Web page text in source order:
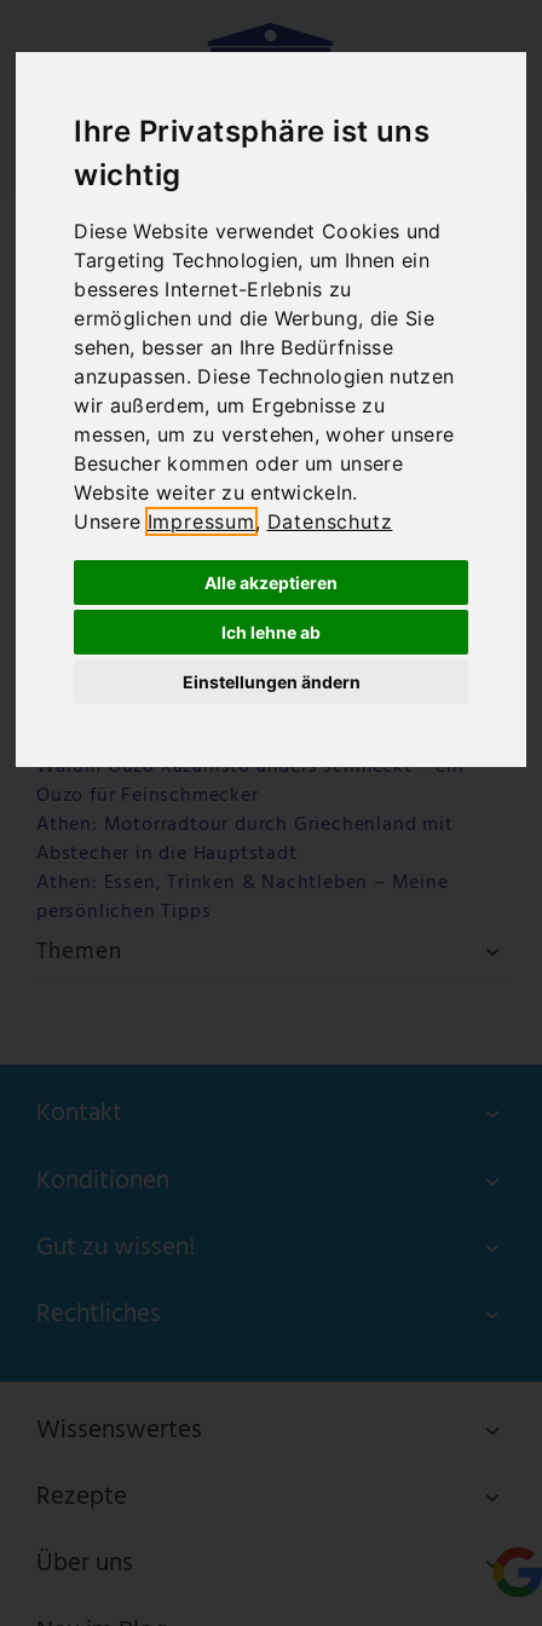
Ihre Privatsphäre ist uns
wichtig
Diese Website verwendet Cookies und
Targeting Technologien, um Ihnen ein
besseres Internet-Erlebnis zu
ermöglichen und die Werbung, die Sie
sehen, besser an Ihre Bedürfnisse
anzupassen. Diese Technologien nutzen
wir außerdem, um Ergebnisse zu
messen, um zu verstehen, woher unsere
Besucher kommen oder um unsere
Website weiter zu entwickeln.
Unsere Impressum, Datenschutz
Alle akzeptieren
Ich lehne ab
Einstellungen ändern
Athen Metro Ticket Flughafen
Athen Metro Ticket
Flughafen
There are no posts matching your selection.
Warum Ouzo Kazanisto anders schmeckt – ein
Ouzo für Feinschmecker
Athen: Motorradtour durch Griechenland mit
Abstecher in die Hauptstadt
Athen: Essen, Trinken & Nachtleben – Meine
persönlichen Tipps
Themen
Kontakt
Konditionen
Gut zu wissen!
Rechtliches
Wissenswertes
Rezepte
Über uns